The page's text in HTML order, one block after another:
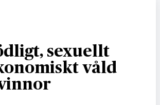
sexuellt
våld